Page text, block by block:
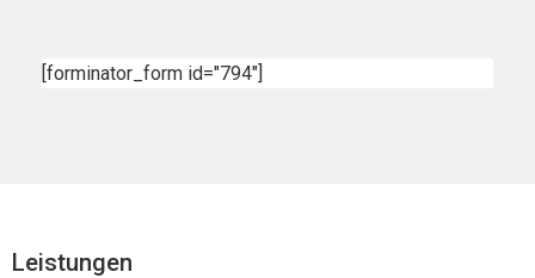
[forminator_form id="794"]
Leistungen